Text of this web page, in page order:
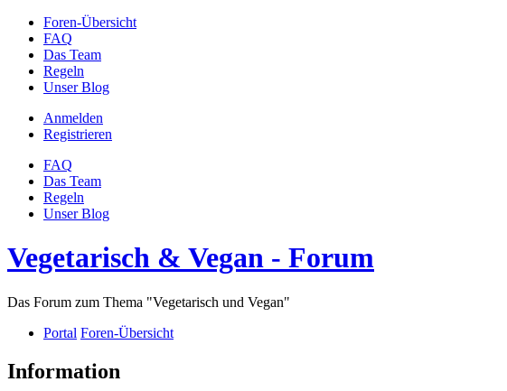
Foren-Übersicht
FAQ
Das Team
Regeln
Unser Blog
Anmelden
Registrieren
FAQ
Das Team
Regeln
Unser Blog
Vegetarisch & Vegan - Forum
Das Forum zum Thema "Vegetarisch und Vegan"
Portal Foren-Übersicht
Information